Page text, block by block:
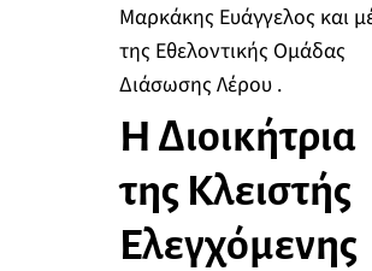
Μαρκάκης Ευάγγελος και
της Εθελοντικής Ομάδας
Διάσωσης Λέρου .
Η Διοικήτρια
της Κλειστής
Ελεγχόμενης